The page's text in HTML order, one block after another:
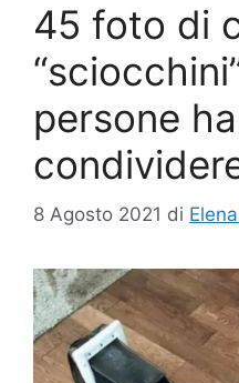
45 foto di
persone
8 Agosto 2021 di